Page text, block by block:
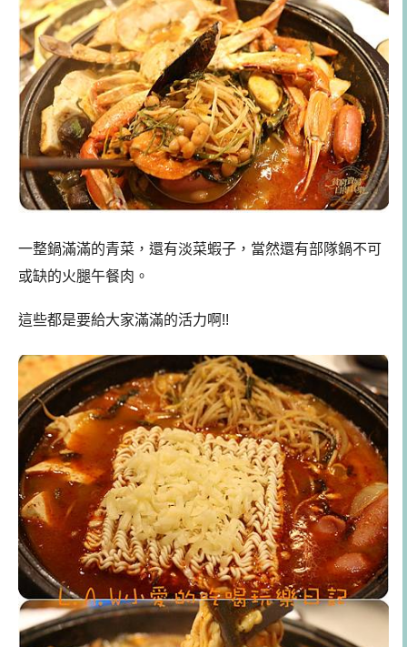
一整鍋滿滿的青菜，還有淡菜蝦子，當然還有部隊鍋不可
或缺的火腿午餐肉。
這些都是要給大家滿滿的活力啊!!